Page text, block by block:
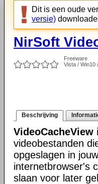
Dit is een oude
versie)
NirSoft
Freeware
Vista / Win10
Beschrijving
VideoCacheView
videobestanden
opgeslagen in jouw
internetbrowser's
slaan voor later